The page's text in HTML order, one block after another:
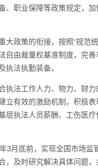
、职业保障等政策规定，
政策的衔接，按照“规范
自由裁量权基准制度，完
法执勤装备。
执法工作人力、物力、财
立有效的激励机制，积极
层执法人员薪酬、工伤医
3月底前，实现全国市场
及时研究解决具体问题，